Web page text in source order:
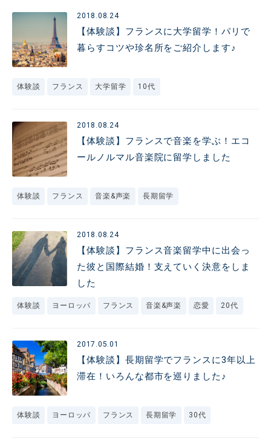
2018.08.24
【体験談】フランスに大学留学！パリで
暮らすコツや珍名所をご紹介します♪
体験談 フランス 大学留学 10代
2018.08.24
【体験談】フランスで音楽を学ぶ！エコ
ールノルマル音楽院に留学しました
体験談 フランス 音楽&声楽 長期留学
2018.08.24
【体験談】フランス音楽留学中に出会っ
た彼と国際結婚！支えていく決意をしま
した
体験談 ヨーロッパ フランス 音楽&声楽 恋愛 20代
2017.05.01
【体験談】長期留学でフランスに3年以上
滞在！いろんな都市を巡りました♪
体験談 ヨーロッパ フランス 長期留学 30代